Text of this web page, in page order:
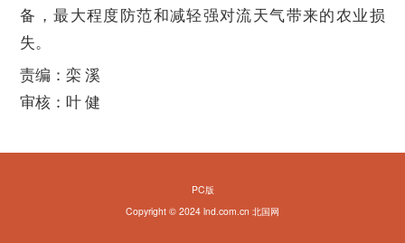
备，最大程度防范和减轻强对流天气带来的农业损
失。
责编：栾 溪
审核：叶 健
PC版
Copyright © 2024 lnd.com.cn 北国网